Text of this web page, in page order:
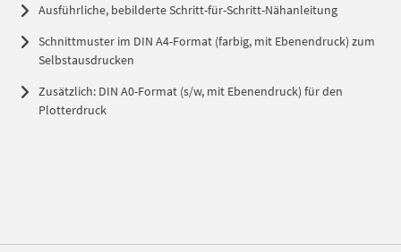
Ausführliche, bebilderte Schritt-für-Schritt-Nähanleitung
Schnittmuster im DIN A4-Format (farbig, mit Ebenendruck) zum
Selbstausdrucken
Zusätzlich: DIN A0-Format (s/w, mit Ebenendruck) für den
Plotterdruck